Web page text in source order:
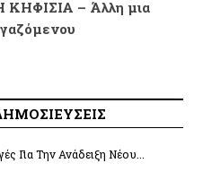
– Άλλη μια
Για Την Ανάδειξη Νέου...